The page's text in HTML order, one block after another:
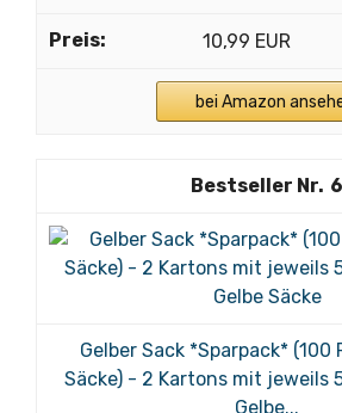
10,99 EUR
bei Amazon
6
Gelber Sack *Sparpack* (100
Säcke) - 2 Kartons mit jeweils
Gelbe...